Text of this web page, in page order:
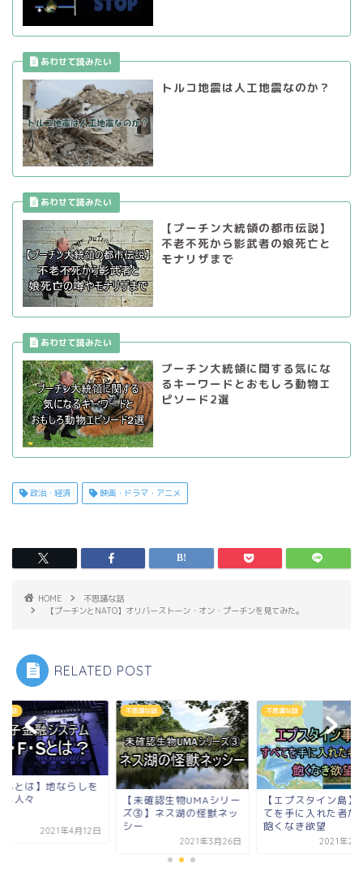
トルコ地震は人工地震なのか？
【プーチン大統領の都市伝説】
不老不死から影武者の娘死亡と
モナリザまで
プーチン大統領に関する気にな
るキーワードとおもしろ動物エ
ピソード2選
政治・経済 映画・ドラマ・アニメ
HOME
不思議な話
【プーチンとNATO】オリバーストーン・オン・プーチンを見てみた。
RELATED POST
な話
確認生物UMAシリー
不思議な話
【エプスタイン島】すべ
てを手に入れた者たちの
飽くなき欲望
2021年2月20日
不思議な話
【QFSとは】地なら
求める人々
2021年4